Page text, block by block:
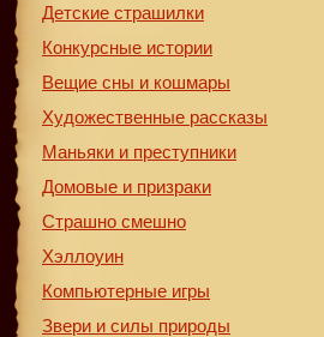
Детские страшилки
Конкурсные истории
Вещие сны и кошмары
Художественные рассказы
Маньяки и преступники
Домовые и призраки
Страшно смешно
Хэллоуин
Компьютерные игры
Звери и силы природы